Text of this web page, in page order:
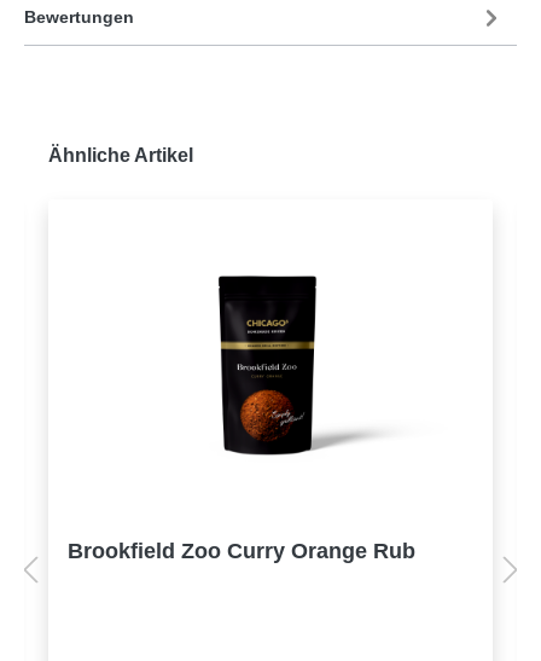
Bewertungen
Ähnliche Artikel
Brookfield Zoo Curry Orange Rub